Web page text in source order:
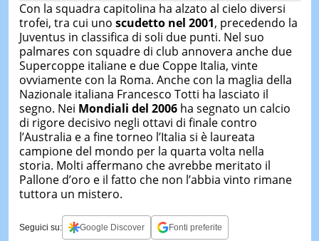
Con la squadra capitolina ha alzato al cielo diversi
trofei, tra cui uno scudetto nel 2001, precedendo la
Juventus in classifica di soli due punti. Nel suo
palmares con squadre di club annovera anche due
Supercoppe italiane e due Coppe Italia, vinte
ovviamente con la Roma. Anche con la maglia della
Nazionale italiana Francesco Totti ha lasciato il
segno. Nei Mondiali del 2006ha segnato un calcio
di rigore decisivo negli ottavi di finale contro
l’Australia e a fine torneo l’Italia si è laureata
campione del mondo per la quarta volta nella
storia. Molti affermano che avrebbe meritato il
Pallone d’oro e il fatto che non l’abbia vinto rimane
tuttora un mistero.
Seguici su: Google Discover Fonti preferite